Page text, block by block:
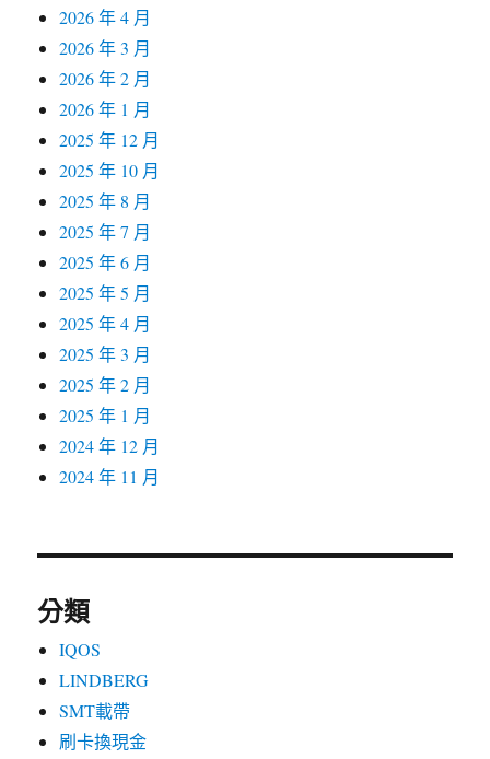
2026 年 4 月
2026 年 3 月
2026 年 2 月
2026 年 1 月
2025 年 12 月
2025 年 10 月
2025 年 8 月
2025 年 7 月
2025 年 6 月
2025 年 5 月
2025 年 4 月
2025 年 3 月
2025 年 2 月
2025 年 1 月
2024 年 12 月
2024 年 11 月
分類
IQOS
LINDBERG
SMT載帶
刷卡換現金